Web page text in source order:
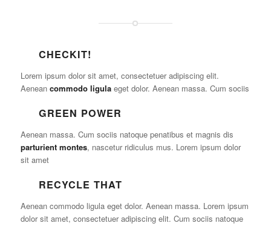
CHECKIT!
Lorem ipsum dolor sit amet, consectetuer adipiscing elit.
Aenean commodo ligulaeget dolor. Aenean massa. Cum sociis
GREEN POWER
Aenean massa. Cum sociis natoque penatibus et magnis dis
parturient montes, nascetur ridiculus mus. Lorem ipsum dolor
sit amet
RECYCLE THAT
Aenean commodo ligula eget dolor. Aenean massa. Lorem ipsum
dolor sit amet, consectetuer adipiscing elit. Cum sociis natoque